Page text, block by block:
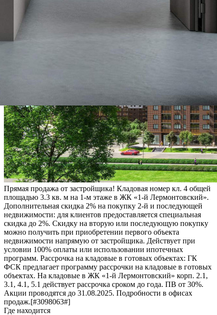
Прямая продажа от застройщика! Кладовая номер кл. 4 общей
площадью 3.3 кв. м на 1-м этаже в ЖК «1-й Лермонтовский».
Дополнительная скидка 2% на покупку 2-й и последующей
недвижимости: для клиентов предоставляется специальная
скидка до 2%. Скидку на вторую или последующую покупку
можно получить при приобретении первого объекта
недвижимости напрямую от застройщика. Действует при
условии 100% оплаты или использовании ипотечных
программ. Рассрочка на кладовые в готовых объектах: ГК
ФСК предлагает программу рассрочки на кладовые в готовых
объектах. На кладовые в ЖК «1-й Лермонтовский» корп. 2.1,
3.1, 4.1, 5.1 действует рассрочка сроком до года. ПВ от 30%.
Акции проводятся до 31.08.2025. Подробности в офисах
продаж.[#3098063#]
Где находится